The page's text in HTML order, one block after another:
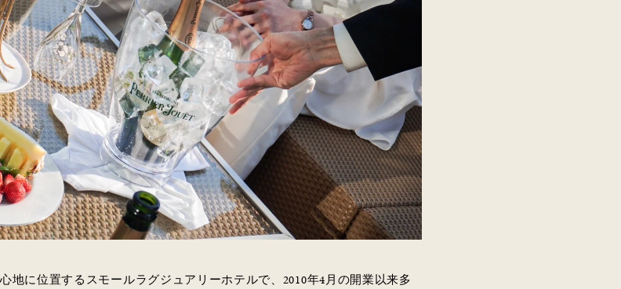
地に位置するスモールラグジュアリーホテルで、2010年4月の開業以来多